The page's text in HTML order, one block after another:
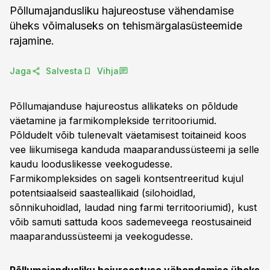
Põllumajandusliku hajureostuse vähendamise
üheks võimaluseks on tehismärgalasüsteemide
rajamine.
Jaga Salvesta Vihja
Põllumajanduse hajureostus allikateks on põldude
väetamine ja farmikomplekside territooriumid.
Põldudelt võib tulenevalt väetamisest toitaineid koos
vee liikumisega kanduda maaparandussüsteemi ja selle
kaudu looduslikesse veekogudesse.
Farmikompleksides on sageli kontsentreeritud kujul
potentsiaalseid saasteallikaid (silohoidlad,
sõnnikuhoidlad, laudad ning farmi territooriumid), kust
võib samuti sattuda koos sademeveega reostusaineid
maaparandussüsteemi ja veekogudesse.